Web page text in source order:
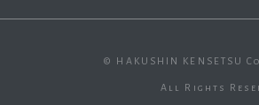
© HAKUSHIN KENSETSU
All Rights